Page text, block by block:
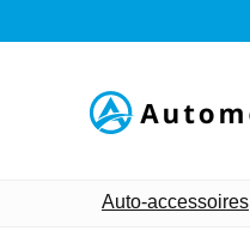
Auto-accessoires